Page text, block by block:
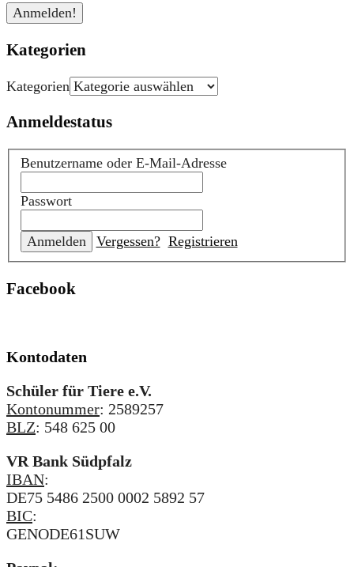
Kategorien
Kategorien
Anmeldestatus
Benutzername oder E-Mail-Adresse
Passwort
Vergessen? Registrieren
Facebook
Kontodaten
Schüler für Tiere e.V.
Kontonummer: 2589257
BLZ: 548 625 00
VR Bank Südpfalz
IBAN:
DE75 5486 2500 0002 5892 57
BIC:
GENODE61SUW